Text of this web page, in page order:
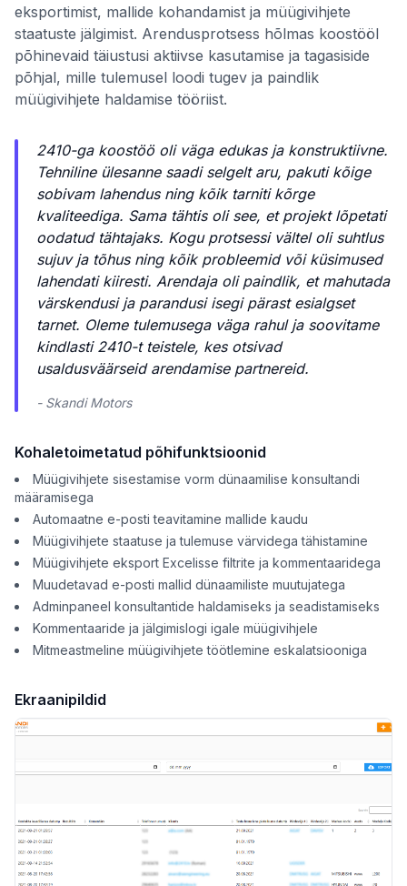
eksportimist, mallide kohandamist ja müügivihjete
staatuste jälgimist. Arendusprotsess hõlmas koostööl
põhinevaid täiustusi aktiivse kasutamise ja tagasiside
põhjal, mille tulemusel loodi tugev ja paindlik
müügivihjete haldamise tööriist.
2410-ga koostöö oli väga edukas ja konstruktiivne.
Tehniline ülesanne saadi selgelt aru, pakuti kõige
sobivam lahendus ning kõik tarniti kõrge
kvaliteediga. Sama tähtis oli see, et projekt lõpetati
oodatud tähtajaks. Kogu protsessi vältel oli suhtlus
sujuv ja tõhus ning kõik probleemid või küsimused
lahendati kiiresti. Arendaja oli paindlik, et mahutada
värskendusi ja parandusi isegi pärast esialgset
tarnet. Oleme tulemusega väga rahul ja soovitame
kindlasti 2410-t teistele, kes otsivad
usaldusväärseid arendamise partnereid.
- Skandi Motors
Kohaletoimetatud põhifunktsioonid
Müügivihjete sisestamise vorm dünaamilise konsultandi
määramisega
Automaatne e-posti teavitamine mallide kaudu
Müügivihjete staatuse ja tulemuse värvidega tähistamine
Müügivihjete eksport Excelisse filtrite ja kommentaaridega
Muudetavad e-posti mallid dünaamiliste muutujatega
Adminpaneel konsultantide haldamiseks ja seadistamiseks
Kommentaaride ja jälgimislogi igale müügivihjele
Mitmeastmeline müügivihjete töötlemine eskalatsiooniga
Ekraanipildid